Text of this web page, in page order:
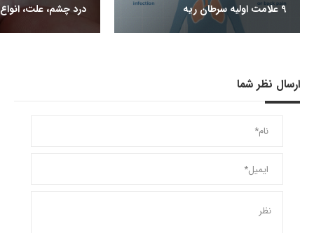
9 علامت اولیه سرطان ریه درد چشم، علت،
ارسال نظر شما